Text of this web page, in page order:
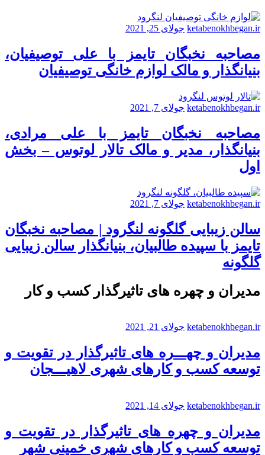
ketabenokhbegan.ir جولای 25, 2021
مصاحبه نخبگان تایمز با علی توصیفیان،
بنیانگذار و مالک لوازم خانگی توصیفیان
ketabenokhbegan.ir جولای 7, 2021
مصاحبه نخبگان تایمز با علی مرادی،
بنیانگذار، مدیر و مالک تالار لوتوس – بخش
اول
ketabenokhbegan.ir جولای 7, 2021
سالن زیبایی گلگونه لنگرود | مصاحبه نخبگان
تایمز با سپیده طالبیان، بنیانگذار سالن زیبایی
گلگونه
مدیران و چهره های تاثیرگذار کسب و کار
ketabenokhbegan.ir جولای 21, 2021
مدیران و چهـــره های تاثیرگذار در تقویت و
توسعه کسب و کارهای شهری لاهیـــجان
ketabenokhbegan.ir جولای 14, 2021
مدیران و چهره های تاثیرگذار در تقویت و
توسعه کسب و کارهای شهری خمینی شهر